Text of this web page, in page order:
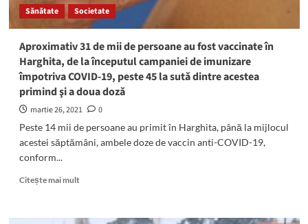
pericol
se
realizeze
Sănătate Societate
Aproximativ 31 de mii de persoane au fost vaccinate în
Harghita, de la începutul campaniei de imunizare
împotriva COVID-19, peste 45 la sută dintre acestea
primind şi a doua doză
martie 26, 2021
0
Peste 14 mii de persoane au primit în Harghita, până la mijlocul
acestei săptămâni, ambele doze de vaccin anti-COVID-19,
conform...
Citește mai multRead
Aproximativ